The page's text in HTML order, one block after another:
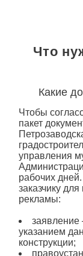
Что
Какие
Чтобы
пакет
управления
рабочих
заказчику
рекламы:
указанием
конструкции;